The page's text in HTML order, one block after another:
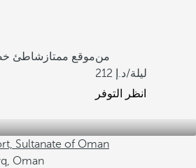
موقع ممتاز شاطئ
من
212
/ليلة
انظر التوفر
Sultanate of Oman
Oman